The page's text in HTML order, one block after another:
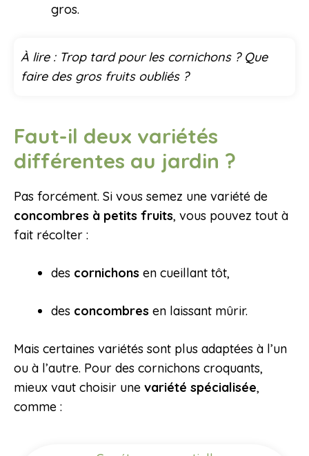
gros.
À lire : Trop tard pour les cornichons ? Que
faire des gros fruits oubliés ?
Faut-il deux variétés
différentes au jardin ?
Pas forcément. Si vous semez une variété de
concombres à petits fruits, vous pouvez tout à
fait récolter :
des cornichons en cueillant tôt,
des concombres en laissant mûrir.
Mais certaines variétés sont plus adaptées à l’un
ou à l’autre. Pour des cornichons croquants,
mieux vaut choisir une variété spécialisée,
comme :